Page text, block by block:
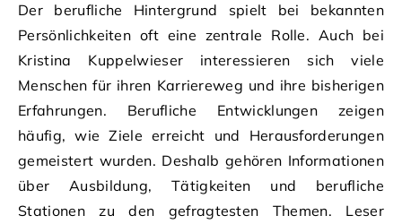
Der berufliche Hintergrund spielt bei bekannten
Persönlichkeiten oft eine zentrale Rolle. Auch bei
Kristina Kuppelwieser interessieren sich viele
Menschen für ihren Karriereweg und ihre bisherigen
Erfahrungen. Berufliche Entwicklungen zeigen
häufig, wie Ziele erreicht und Herausforderungen
gemeistert wurden. Deshalb gehören Informationen
über Ausbildung, Tätigkeiten und berufliche
Stationen zu den gefragtesten Themen. Leser